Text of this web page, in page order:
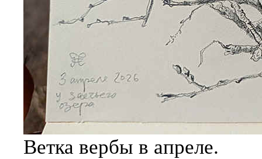
Ветка вербы в апреле.